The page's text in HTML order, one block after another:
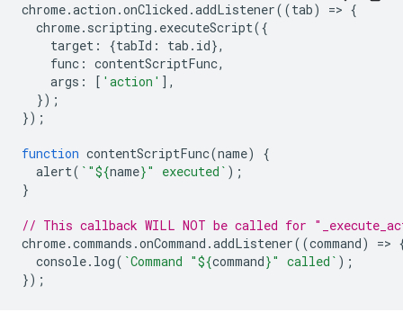
chrome.action .onClicked .addListener((tab) => {
chrome. scripting . executeScript({
target : {tabId : tab . id},
func : contentScriptFunc,
args : [ 'action' ],
});
});
function contentScriptFunc(name)
{
alert( `"${name}" executed` );
}
// This callback WILL NOT be called for
chrome.commands .onCommand .addListener((command) =>
console. log( `Command "${command}" called` );
});